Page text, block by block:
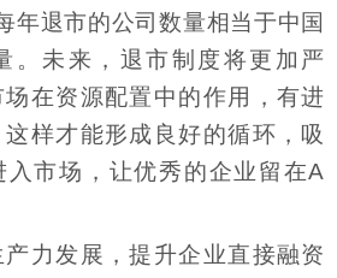
年退市的公司数量相当于中国
。未来，退市制度将更加严
在资源配置中的作用，有进
样才能形成良好的循环，吸
入市场，让优秀的企业留在A
力发展，提升企业直接融资